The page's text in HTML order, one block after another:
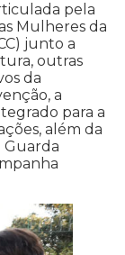
pela
Mulheres da
junto a
outras
da
a
para a
além da
Guarda